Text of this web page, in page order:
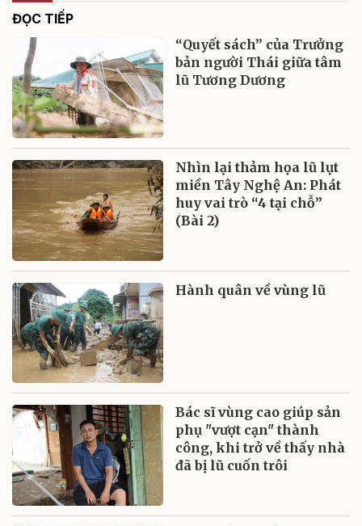
ĐỌC TIẾP
“Quyết sách” của Trưởng
bản người Thái giữa tâm
lũ Tương Dương
Nhìn lại thảm họa lũ lụt
miền Tây Nghệ An: Phát
huy vai trò “4 tại chỗ”
(Bài 2)
Hành quân về vùng lũ
Bác sĩ vùng cao giúp sản
phụ "vượt cạn" thành
công, khi trở về thấy nhà
đã bị lũ cuốn trôi